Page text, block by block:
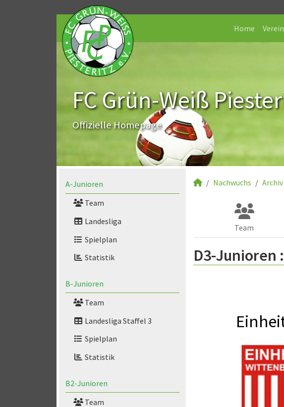
Home Verein
FC Grün-Weiß
Offizielle Homepage
A-Junioren
Team
Landesliga
Spielplan
Statistik
B-Junioren
Team
Landesliga Staffel 3
Spielplan
Statistik
B2-Junioren
Team
Nachwuchs Archiv
Team
D3-Junioren :